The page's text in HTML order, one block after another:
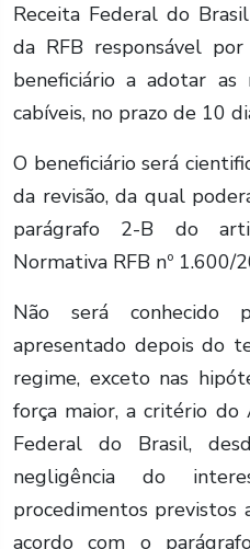
Receita Federal do
da RFB responsável
beneficiário a adotar as
cabíveis, no prazo de 10
O beneficiário será
da revisão, da qual
parágrafo 2-B do
Normativa RFB nº 1.600/
Não será conhecido
apresentado depois do
regime, exceto nas
força maior, a critério do
Federal do Brasil,
negligência do
procedimentos previstos
acordo com o